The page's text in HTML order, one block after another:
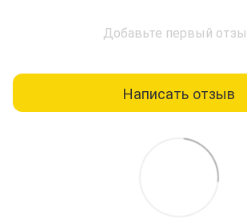
Добавьте первый
Написать отзыв